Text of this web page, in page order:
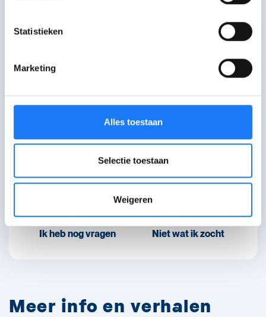
Statistieken
Marketing
Alles toestaan
Selectie toestaan
Weigeren
Je feedback helpt ons om betere
Ik heb nog vragen Niet wat ik zocht
Meer info en verhalen